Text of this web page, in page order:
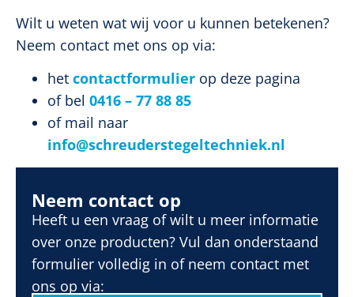
Wilt u weten wat wij voor u kunnen betekenen?
Neem contact met ons op via:
het contactformulier op deze pagina
of bel 0416 – 77 88 85
of mail naar
info@schreuderstegeltechniek.nl
Neem contact op
Heeft u een vraag of wilt u meer informatie
over onze producten? Vul dan onderstaand
formulier volledig in of neem contact met
ons op via: